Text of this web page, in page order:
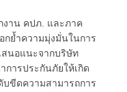
งาน คปภ. และภาค
กย้ำความมุ่งมั่นในการ
สนอแนะจากบริษัท
ารประกันภัยให้เกิด
บขีดความสามารถการ